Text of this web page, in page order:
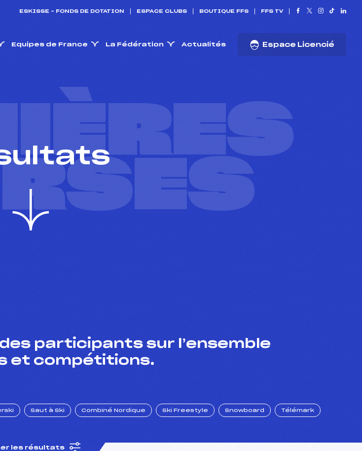
ESKISSE – FONDS DE DOTATION ESPACE CLUBS BOUTIQUE FFS FFS TV
Equipes de France La Fédération Actualités Espace Licencié
participants sur l’ensemble
et compétitions.
Saut à Ski Combiné Nordique Ski Freestyle Snowboard Télémark
les résultats